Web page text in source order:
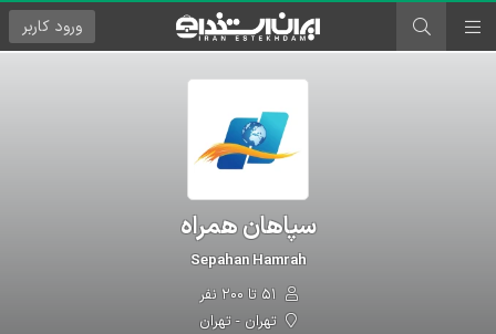
ورود کاربر
سپاهان همراه
Sepahan Hamrah
تهران - تهران